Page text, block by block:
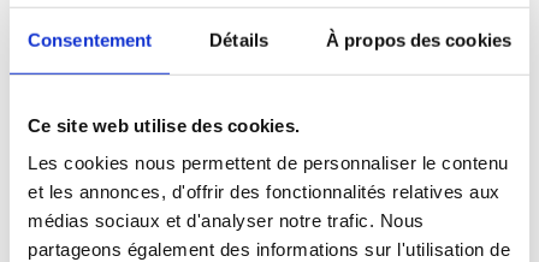
Consentement Détails À propos des cookies
Ce site web utilise des cookies.
Les cookies nous permettent de personnaliser le contenu
et les annonces, d'offrir des fonctionnalités relatives aux
médias sociaux et d'analyser notre trafic. Nous
partageons également des informations sur l'utilisation de
Télécharger le contenu
CP Novétape Ecofi
275 Ko